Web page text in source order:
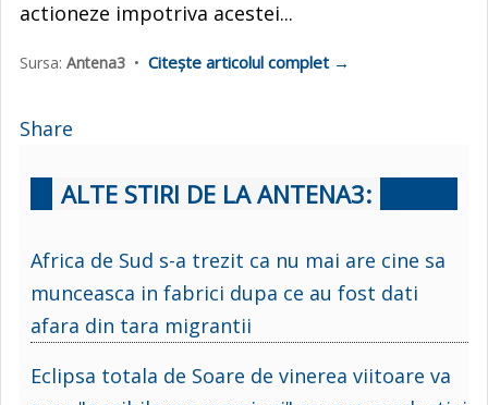
actioneze impotriva acestei...
Sursa: Antena3 • Citește articolul complet →
Share
ALTE STIRI DE LA ANTENA3:
Africa de Sud s-a trezit ca nu mai are cine sa
munceasca in fabrici dupa ce au fost dati
afara din tara migrantii
Eclipsa totala de Soare de vinerea viitoare va